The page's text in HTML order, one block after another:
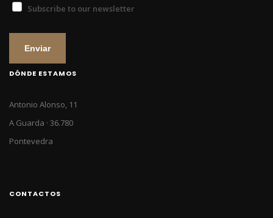
Subscribe to our newsletter
Enviar
DÓNDE ESTAMOS
Antonio Alonso, 11
A Guarda · 36.780
Pontevedra
CONTACTOS